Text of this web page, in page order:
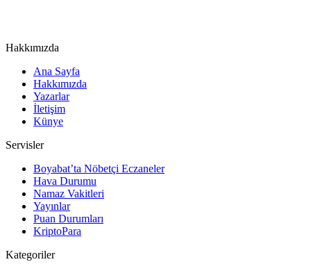
Hakkımızda
Ana Sayfa
Hakkımızda
Yazarlar
İletişim
Künye
Servisler
Boyabat’ta Nöbetçi Eczaneler
Hava Durumu
Namaz Vakitleri
Yayınlar
Puan Durumları
KriptoPara
Kategoriler